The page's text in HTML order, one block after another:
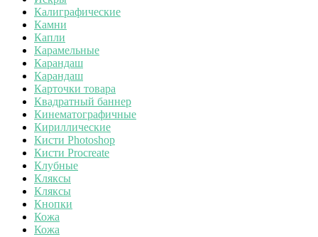
Калиграфические
Камни
Капли
Карамельные
Карандаш
Карандаш
Карточки товара
Квадратный баннер
Кинематографичные
Кириллические
Кисти Photoshop
Кисти Procreate
Клубные
Кляксы
Кляксы
Кнопки
Кожа
Кожа